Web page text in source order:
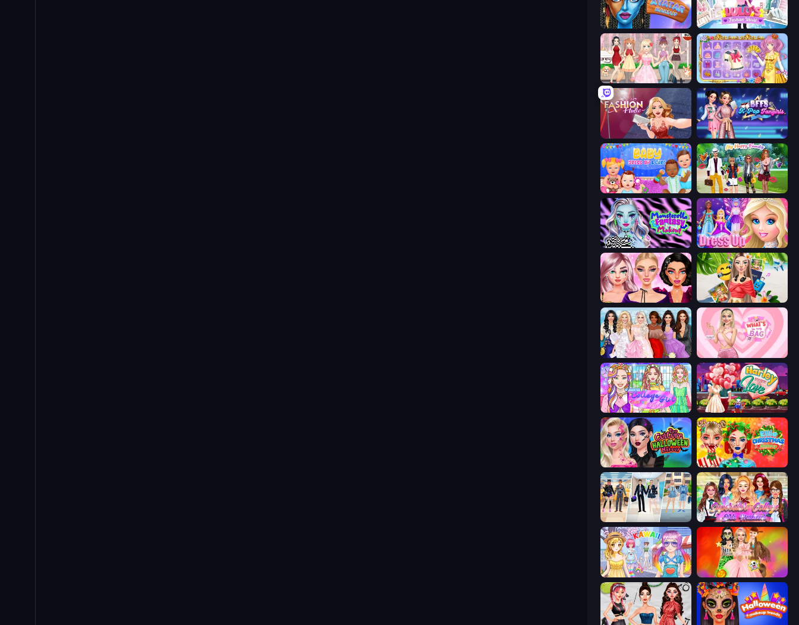
Avatar Make Up Lulu's Fashion World
Anime Girls Dress Up Games Anime Princess Dress Up
Fashion Holic BFFs K-Pop Fangirls
Baby Dress Up Superstar Family Dress Up
Monsterella Fantasy Makeup Princess Dress Up
New Year Makeup Trends Travel with Me: ASMR Edition
Model Dress Up Girl What's In My Bag
College Girl Coloring Dress Up Harley Learns To Love
Pop Culture Halloween Makeup Ellie Christmas Makeup
College Girl & Boy Makeover Superstar College Girls Makeover
Anime Kawaii Dress Up Iconic Halloween Costumes